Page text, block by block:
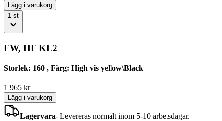
Lägg i varukorg
1 st
FW, HF KL2
Storlek: 160 , Färg: High vis yellow\Black
1 965 kr
Lägg i varukorg
Lagervara- Levereras normalt inom 5-10 arbetsdagar.